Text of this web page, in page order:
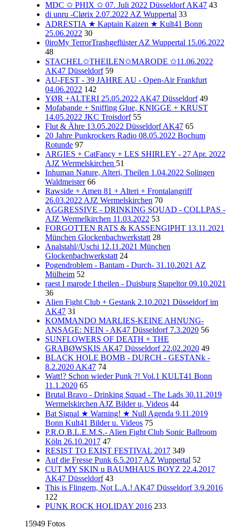
MDC ✩ PHIX ✩ 07. Juli 2022 Düsseldorf AK47 43
di unru -Clørix 2.07.2022 AZ Wuppertal 33
ADRESTIA ★ Kaptain Kaizen ★ Kult41 Bonn
25.06.2022 30
0iroMy TerrorTrashgeflüster AZ Wuppertal 15.06.2022
48
STACHEL✩THEILEN✩MARODE ✩11.06.2022
AK47 Düsseldorf 59
AU-FEST - 39 JAHRE AU - Open-Air Frankfurt
04.06.2022 142
YØR +ALTERI 25.05.2022 AK47 Düsseldorf 49
Mofabande + Sniffing Glue, KNIGGE + KRUST
14.05.2022 JKC Troisdorf 55
Flut & Ähre 13.05.2022 Düsseldorf AK47 65
20 Jahre Punkrockers Radio 08.05.2022 Bochum
Rotunde 97
ARGIES + CatFancy + LES SHIRLEY - 27 Apr. 2022
AJZ Wermelskirchen 51
Inhuman Nature, Alteri, Theilen 1.04.2022 Solingen
Waldmeister 66
Rawside + Amen 81 + Alteri + Frontalangriff
26.03.2022 AJZ Wermelskirchen 70
AGGRESSIVE - DRINKING SQUAD - COLLPAS -
AJZ Wermelkirchen 11.03.2022 53
FORGOTTEN RATS & KASSENGIPHT 13.11.2021
München Glockenbachwerkstatt 28
Analstahl//Uschi 12.11.2021 München
Glockenbachwerkstatt 24
Pogendroblem - Bantam - Durch- 31.10.2021 AZ
Mülheim 52
raest I marode I theilen - Duisburg Stapeltor 09.10.2021
36
Alien Fight Club + Gestank 2.10.2021 Düsseldorf im
AK47 31
KOMMANDO MARLIES-KEINE AHNUNG-
ANSAGE: NEIN - AK47 Düsseldorf 7.3.2020 56
SUNFLOWERS OF DEATH + THE
GRABØWSKIS AK47 Düsseldorf 22.02.2020 49
BLACK HOLE BOMB - DURCH - GESTANk -
8.2.2020 AK47 74
Watt!? Schon wieder Punk ?! Vol.1 KULT41 Bonn
11.1.2020 65
Brutal Bravo - Drinking Squad - The Lads 30.11.2019
Wermelskirchen AJZ Bilder u, Videos 44
Bat Signal ★ Warning! ★ Null Agenda 9.11.2019
Bonn Kult41 Bilder u. Videos 75
P.R.O.B.L.E.M.S.- Alien Fight Club Sonic Ballroom
Köln 26.10.2017 47
RESIST TO EXIST FESTIVAL 2017 349
Auf die Fresse Punk 6.5.2017 AZ Wuppertal 52
CUT MY SKIN u BAUMHAUS BOYZ 22.4.2017
AK47 Düsseldorf 43
This is Flingern, Not L.A.! AK47 Düsseldorf 3.9.2016
122
PUNK ROCK HOLIDAY 2016 233
15949 Fotos